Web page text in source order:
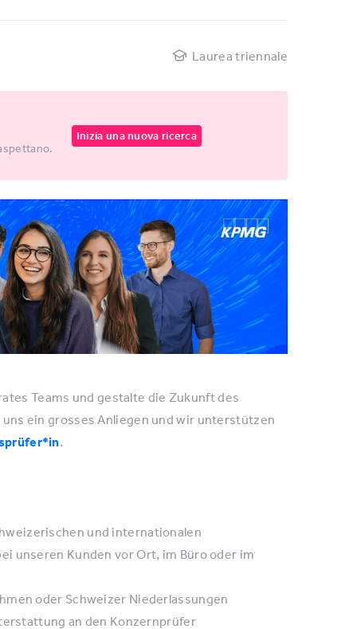
Laurea triennale
Inizia una nuova ricerca
Teams und gestalte die Zukunft des
ein grosses Anliegen und wir unterstützen
.
und internationalen
unseren Kunden vor Ort, im Büro oder im
oder Schweizer Niederlassungen
an den Konzernprüfer